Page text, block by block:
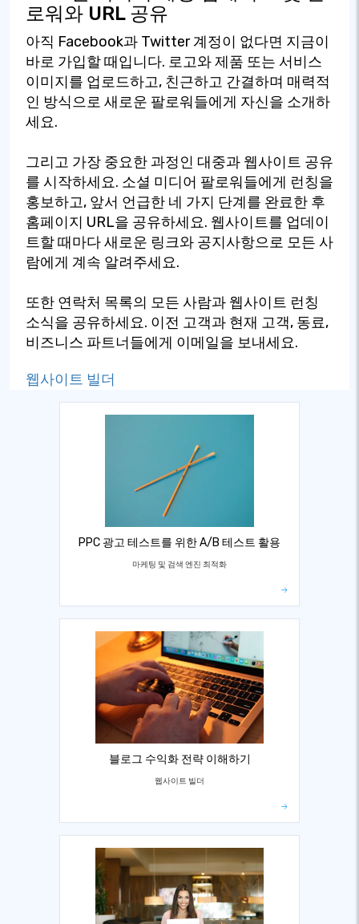
로워와 URL 공유
아직 Facebook과 Twitter 계정이 없다면 지금이
바로 가입할 때입니다. 로고와 제품 또는 서비스
이미지를 업로드하고, 친근하고 간결하며 매력적
인 방식으로 새로운 팔로워들에게 자신을 소개하
세요.
그리고 가장 중요한 과정인 대중과 웹사이트 공유
를 시작하세요. 소셜 미디어 팔로워들에게 런칭을
홍보하고, 앞서 언급한 네 가지 단계를 완료한 후
홈페이지 URL을 공유하세요. 웹사이트를 업데이
트할 때마다 새로운 링크와 공지사항으로 모든 사
람에게 계속 알려주세요.
또한 연락처 목록의 모든 사람과 웹사이트 런칭
소식을 공유하세요. 이전 고객과 현재 고객, 동료,
비즈니스 파트너들에게 이메일을 보내세요.
웹사이트 빌더
PPC 광고 테스트를 위한 A/B 테스트 활용
마케팅 및 검색 엔진 최적화
블로그 수익화 전략 이해하기
웹사이트 빌더